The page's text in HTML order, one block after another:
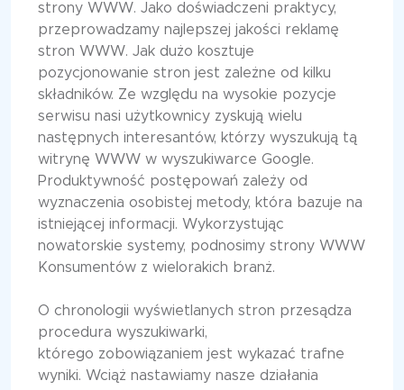
strony WWW. Jako doświadczeni praktycy,
przeprowadzamy najlepszej jakości reklamę
stron WWW. Jak dużo kosztuje
pozycjonowanie stron jest zależne od kilku
składników. Ze względu na wysokie pozycje
serwisu nasi użytkownicy zyskują wielu
następnych interesantów, którzy wyszukują tą
witrynę WWW w wyszukiwarce Google.
Produktywność postępowań zależy od
wyznaczenia osobistej metody, która bazuje na
istniejącej informacji. Wykorzystując
nowatorskie systemy, podnosimy strony WWW
Konsumentów z wielorakich branż.
O chronologii wyświetlanych stron przesądza
procedura wyszukiwarki,
którego zobowiązaniem jest wykazać trafne
wyniki. Wciąż nastawiamy nasze działania